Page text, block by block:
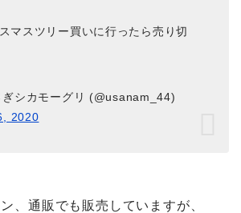
マスツリー買いに行ったら売り切
シカモーグリ (@usanam_44)
2020
、通販でも販売していますが、